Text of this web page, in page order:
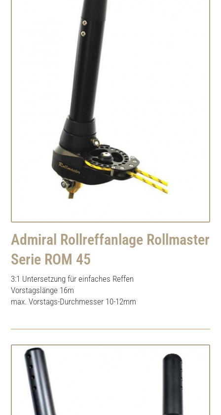
Admiral Rollreffanlage Rollmaster
Serie ROM 45
3:1 Untersetzung für einfaches Reffen
Vorstagslänge 16m
max. Vorstags-Durchmesser 10-12mm